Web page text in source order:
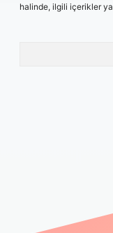
halinde, ilgili içerikler